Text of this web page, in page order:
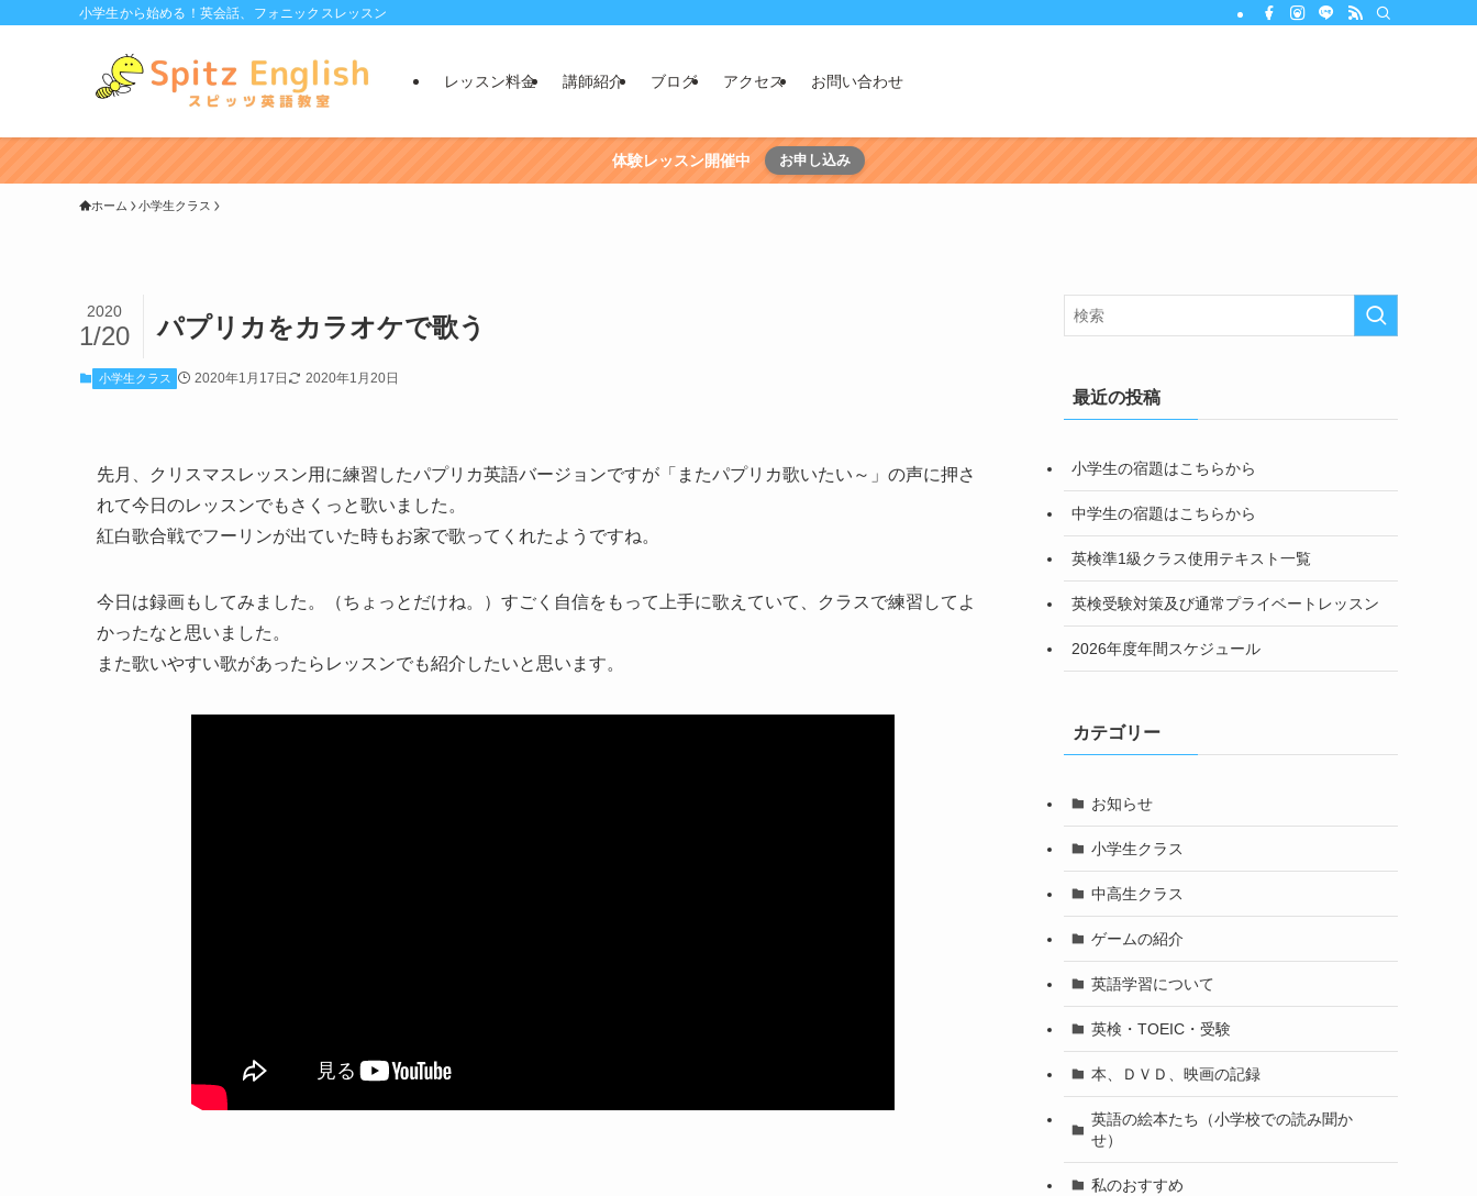
小学生から始める！英会話、フォニックスレッスン
レッスン料金 講師紹介 ブログ アクセス お問い合わせ
体験レッスン開催中 お申し込み
ホーム 小学生クラス
パプリカをカラオケで歌う
2020
1/20
小学生クラス 2020年1月17日 2020年1月20日
先月、クリスマスレッスン用に練習したパプリカ英語バージョンですが「またパプリカ歌いたい～」の声に押さ
れて今日のレッスンでもさくっと歌いました。
紅白歌合戦でフーリンが出ていた時もお家で歌ってくれたようですね。
今日は録画もしてみました。（ちょっとだけね。）すごく自信をもって上手に歌えていて、クラスで練習してよ
かったなと思いました。
また歌いやすい歌があったらレッスンでも紹介したいと思います。
最近の投稿
小学生の宿題はこちらから
中学生の宿題はこちらから
英検準1級クラス使用テキスト一覧
英検受験対策及び通常プライベートレッスン
2026年度年間スケジュール
カテゴリー
お知らせ
小学生クラス
中高生クラス
ゲームの紹介
英語学習について
英検・TOEIC・受験
本、ＤＶＤ、映画の記録
英語の絵本たち（小学校での読み聞か
せ）
私のおすすめ